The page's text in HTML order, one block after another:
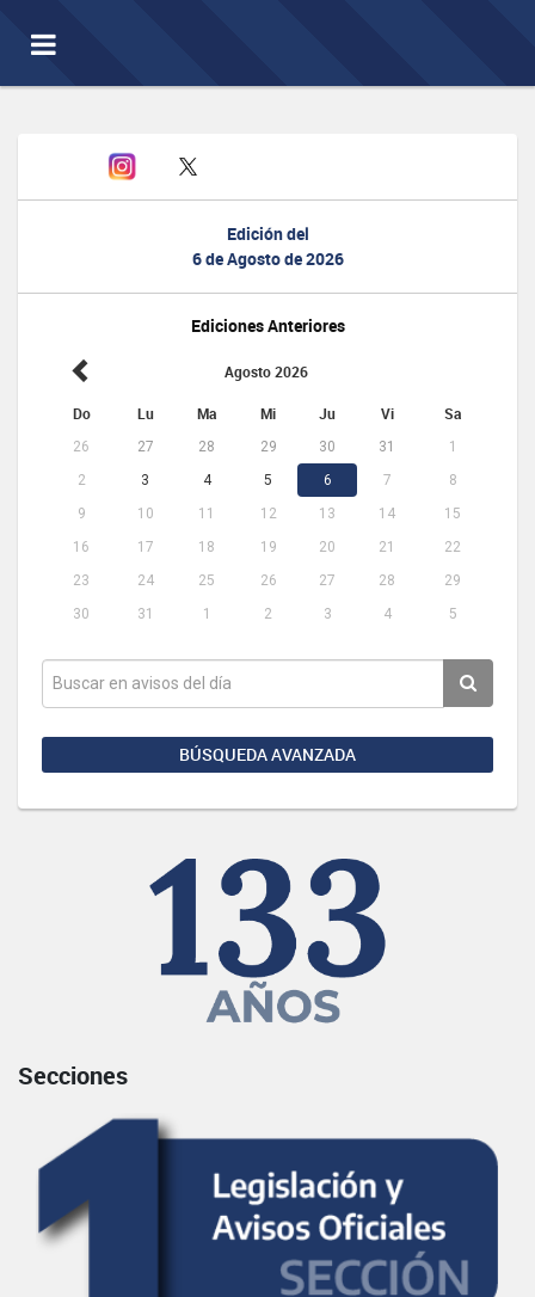
Toggle
navigation
Edición del
6 de Agosto de 2026
Ediciones Anteriores
Agosto 2026
Do Lu Ma Mi Ju Vi Sa
26 27 28 29 30 31
1
2
3 4 5 6 7
8
9
10 11 12 13 14
15
16
17 18 19 20 21
22
23
24 25 26 27 28
29
30
31 1 2 3 4 5
BÚSQUEDA AVANZADA
Secciones